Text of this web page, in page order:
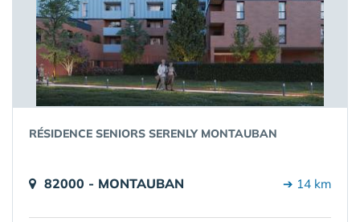
RÉSIDENCE SENIORS SERENLY MONTAUBAN
82000 - MONTAUBAN ➔ 14 km